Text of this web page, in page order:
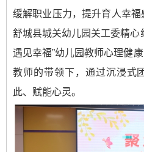
缓解职业压力，提升育人幸福
舒城县城关幼儿园关工委精心
遇见幸福”幼儿园教师心理健
教师的带领下，通过沉浸式
此、赋能心灵。